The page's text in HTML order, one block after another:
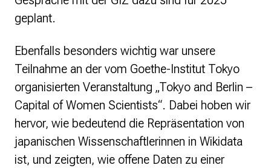
geplant.
Ebenfalls besonders wichtig war unsere
Teilnahme an der vom Goethe-Institut Tokyo
organisierten Veranstaltung „Tokyo and Berlin –
Capital of Women Scientists“. Dabei hoben wir
hervor, wie bedeutend die Repräsentation von
japanischen Wissenschaftlerinnen in Wikidata
ist, und zeigten, wie offene Daten zu einer